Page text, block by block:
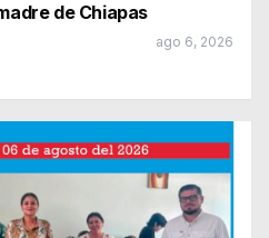
de Chiapas
ago 6, 2026